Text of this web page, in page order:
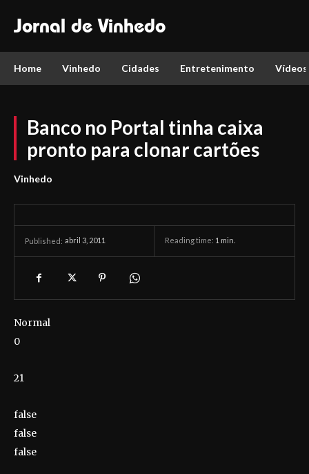
Jornal de Vinhedo
Home Vinhedo Cidades Entretenimento Vídeos
Banco no Portal tinha caixa
pronto para clonar cartões
Vinhedo
Published: abril 3, 2011 Reading time: 1 min.
Normal
0
21
false
false
false